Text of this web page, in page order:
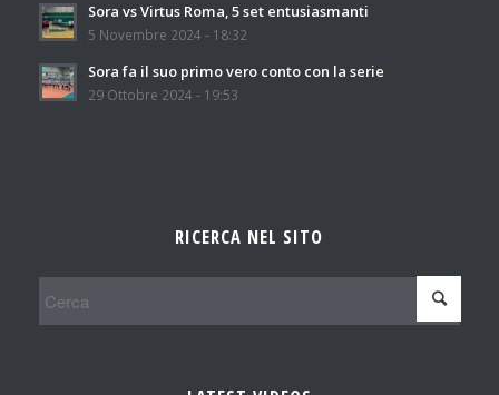
Sora vs Virtus Roma, 5 set entusiasmanti
5 Novembre 2024 - 18:32
Sora fa il suo primo vero conto con la serie
29 Ottobre 2024 - 19:53
RICERCA NEL SITO